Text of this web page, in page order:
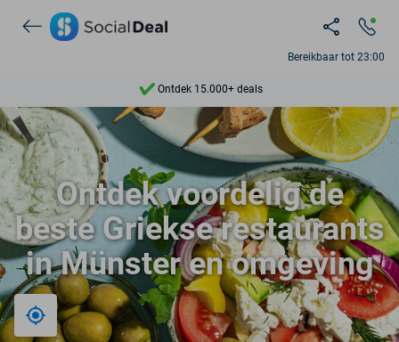
Bereikbaar tot 23:00
Ontdek 15.000+ deals
7 dagen per week beschikbaar
10+ miljoen leden
9,4
Ontdek 15.000+ deals
Ontdek voordelig de
beste Griekse restaurants
in Münster en omgeving
Bij mij in de buurt